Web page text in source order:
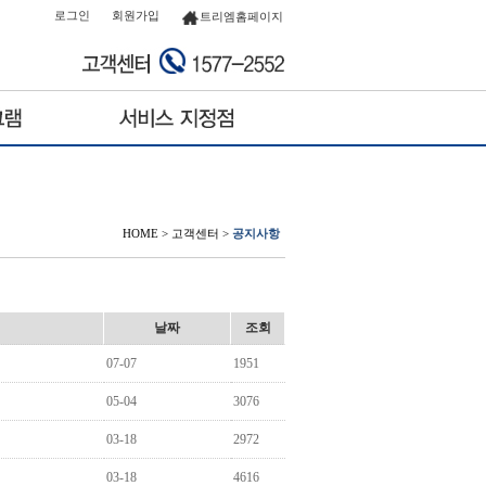
로그인 회원가입 트리엠홈페이지
HOME > 고객센터 > 공지사항
날짜 조회
07-07 1951
05-04 3076
03-18 2972
03-18 4616